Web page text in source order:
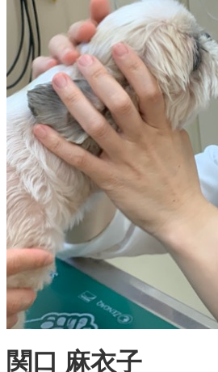
関口 麻衣子